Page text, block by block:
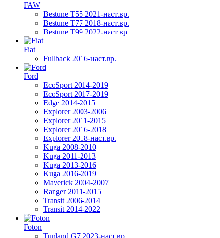
FAW
Bestune T55 2021-наст.вр.
Bestune T77 2018-наст.вр.
Bestune T99 2022-наст.вр.
Fiat
Fullback 2016-наст.вр.
Ford
EcoSport 2014-2019
EcoSport 2017-2019
Edge 2014-2015
Explorer 2003-2006
Explorer 2011-2015
Explorer 2016-2018
Explorer 2018-наст.вр.
Kuga 2008-2010
Kuga 2011-2013
Kuga 2013-2016
Kuga 2016-2019
Maverick 2004-2007
Ranger 2011-2015
Transit 2006-2014
Transit 2014-2022
Foton
Tunland G7 2023-наст.вр.